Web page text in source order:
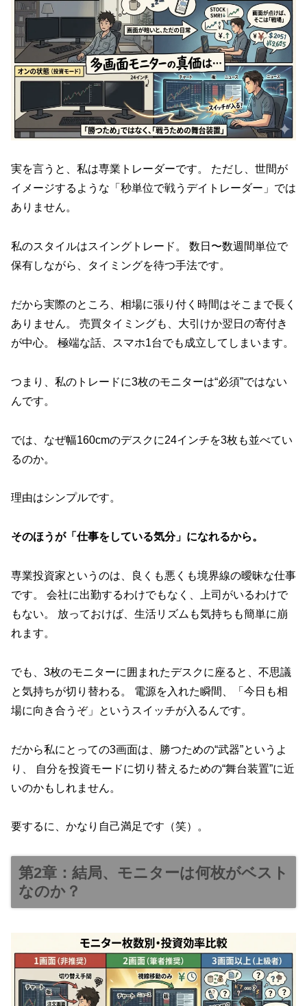
実を言うと、私は専業トレーダーです。 ただし、世間が
イメージするような「秒単位で戦うデイトレーダー」では
ありません。
私のスタイルはスイングトレード。 数日〜数週間単位で
保有しながら、タイミングを待つ手法です。
だから実際のところ、相場に張り付く時間はそこまで長く
ありません。 売買タイミングも、大引けか翌日の寄付き
が中心。 極端な話、スマホ1台でも成立してしまいます。
つまり、私のトレードに3枚のモニターは“必須”ではない
んです。
では、なぜ幅160cmのデスクに24インチを3枚も並べてい
るのか。
理由はシンプルです。
そのほうが「仕事をしている気分」になれるから。
専業投資家というのは、良くも悪くも境界線の曖昧な仕事
です。 会社に出勤するわけでもなく、上司がいるわけで
もない。 放っておけば、生活リズムも気持ちも簡単に崩
れます。
でも、3枚のモニターに囲まれたデスクに座ると、不思議
と気持ちが切り替わる。 電源を入れた瞬間、「今日も相
場に向き合うぞ」というスイッチが入るんです。
だから私にとっての3画面は、勝つための“武器”というよ
り、 自分を投資モードに切り替えるための“舞台装置”に近
いのかもしれません。
要するに、かなり自己満足です（笑）。
第2章：結局、モニターは何枚がベスト
なのか？